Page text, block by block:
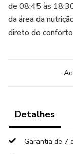
de 08:45 às
da área da
direto do conforto
Detalhes
Garantia de 7